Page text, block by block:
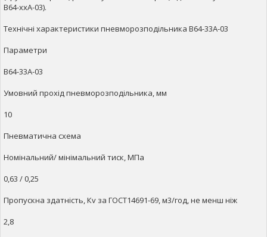
В64-ххА-03).
Технічні характеристики пневморозподільника В64-33А-03
Параметри
В64-33А-03
Умовний прохід пневморозподільника, мм
10
Пневматична схема
Номінальний/ мінімальний тиск, МПа
0,63 / 0,25
Пропускна здатність, Кv за ГОСТ14691-69, м3/год, не менш ніж
2,8